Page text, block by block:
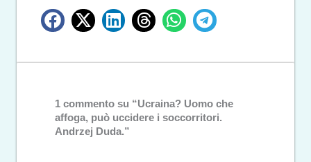
1 commento su “Ucraina? Uomo che
affoga, può uccidere i soccorritori.
Andrzej Duda.”